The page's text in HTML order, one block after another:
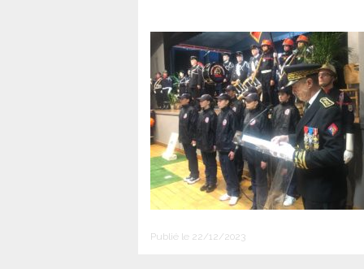
Publié le 22/12/2023